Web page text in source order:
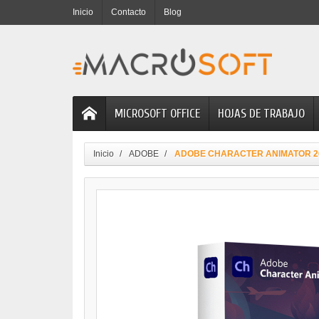
Inicio Contacto Blog
MICROSOFT OFFICE HOJAS DE TRABAJO
Inicio ADOBE ADOBE CHARACTER ANIMATOR